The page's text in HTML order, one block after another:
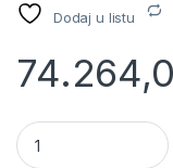
Dodaj u listu
SE PRD1 25r